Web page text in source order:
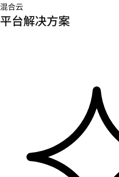
混合云
平台解决方案